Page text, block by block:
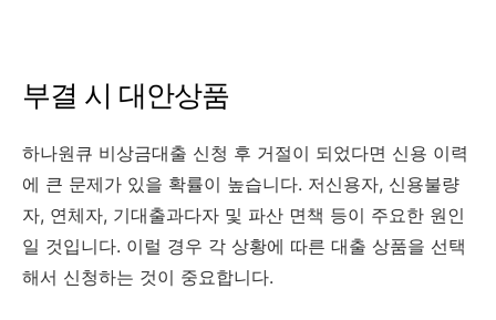
부결 시 대안상품
하나원큐 비상금대출 신청 후 거절이 되었다면 신용 이력
에 큰 문제가 있을 확률이 높습니다. 저신용자, 신용불량
자, 연체자, 기대출과다자 및 파산 면책 등이 주요한 원인
일 것입니다. 이럴 경우 각 상황에 따른 대출 상품을 선택
해서 신청하는 것이 중요합니다.